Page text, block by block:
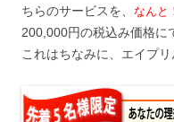
ちらのサービスを、 なんと
200,000円の税込み価格に
これはちなみに、エイプ